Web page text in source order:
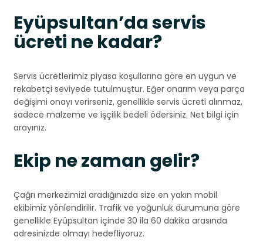
Eyüpsultan’da servis
ücreti ne kadar?
Servis ücretlerimiz piyasa koşullarına göre en uygun ve
rekabetçi seviyede tutulmuştur. Eğer onarım veya parça
değişimi onayı verirseniz, genellikle servis ücreti alınmaz,
sadece malzeme ve işçilik bedeli ödersiniz. Net bilgi için
arayınız.
Ekip ne zaman gelir?
Çağrı merkezimizi aradığınızda size en yakın mobil
ekibimiz yönlendirilir. Trafik ve yoğunluk durumuna göre
genellikle Eyüpsultan içinde 30 ila 60 dakika arasında
adresinizde olmayı hedefliyoruz.